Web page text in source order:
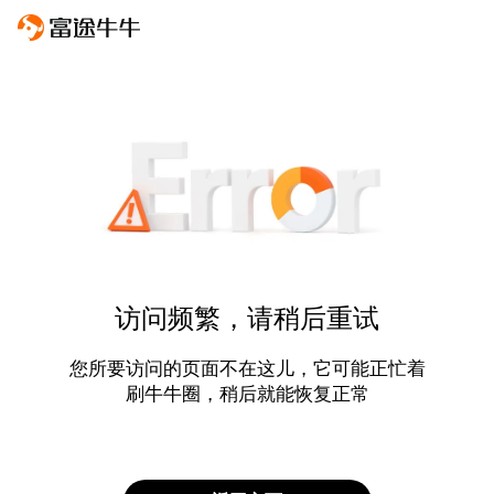
访问频繁，请稍后重试
您所要访问的页面不在这儿，它可能正忙着
刷牛牛圈，稍后就能恢复正常